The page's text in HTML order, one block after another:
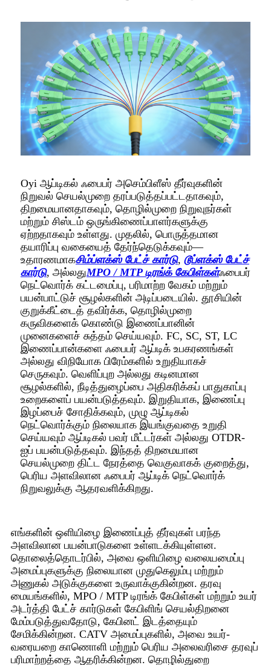
Oyi ஆப்டிகல் ஃபைபர் அசெம்பிளீஸ் தீர்வுகளின்
நிறுவல் செயல்முறை தரப்படுத்தப்பட்டதாகவும்,
திறமையானதாகவும், தொழில்முறை நிறுவுநர்கள்
மற்றும் சிஸ்டம் ஒருங்கிணைப்பாளர்களுக்கு
ஏற்றதாகவும் உள்ளது. முதலில், பொருத்தமான
தயாரிப்பு வகையைத் தேர்ந்தெடுக்கவும்—
உதாரணமாகசிம்ப்ளக்ஸ் பேட்ச் கார்டு, டூப்ளக்ஸ் பேட்ச்
கார்டு, அல்லதுMPO / MTP டிரங்க் கேபிள்கள்ஃபைபர்
நெட்வொர்க் கட்டமைப்பு, பரிமாற்ற வேகம் மற்றும்
பயன்பாட்டுச் சூழல்களின் அடிப்படையில். தூசியின்
குறுக்கீட்டைத் தவிர்க்க, தொழில்முறை
கருவிகளைக் கொண்டு இணைப்பானின்
முனைகளைச் சுத்தம் செய்யவும். FC, SC, ST, LC
இணைப்பான்களை ஃபைபர் ஆப்டிக் உபகரணங்கள்
அல்லது விநியோக பிரேம்களில் உறுதியாகச்
செருகவும். வெளிப்புற அல்லது கடினமான
சூழல்களில், நீடித்துழைப்பை அதிகரிக்கப் பாதுகாப்பு
உறைகளைப் பயன்படுத்தவும். இறுதியாக, இணைப்பு
இழப்பைச் சோதிக்கவும், முழு ஆப்டிகல்
நெட்வொர்க்கும் நிலையாக இயங்குவதை உறுதி
செய்யவும் ஆப்டிகல் பவர் மீட்டர்கள் அல்லது OTDR-
ஐப் பயன்படுத்தவும். இந்தத் திறமையான
செயல்முறை திட்ட நேரத்தை வெகுவாகக் குறைத்து,
பெரிய அளவிலான ஃபைபர் ஆப்டிக் நெட்வொர்க்
நிறுவலுக்கு ஆதரவளிக்கிறது.
எங்களின் ஒளியிழை இணைப்புத் தீர்வுகள் பரந்த
அளவிலான பயன்பாடுகளை உள்ளடக்கியுள்ளன.
தொலைத்தொடர்பில், அவை ஒளியிழை வலையமைப்பு
அமைப்புகளுக்கு நிலையான முதுகெலும்பு மற்றும்
அணுகல் அடுக்குகளை உருவாக்குகின்றன. தரவு
மையங்களில், MPO / MTP டிரங்க் கேபிள்கள் மற்றும் உயர்
அடர்த்தி பேட்ச் கார்டுகள் கேபிளிங் செயல்திறனை
மேம்படுத்துவதோடு, கேபினட் இடத்தையும்
சேமிக்கின்றன. CATV அமைப்புகளில், அவை உயர்-
வரையறை காணொளி மற்றும் பெரிய அலைவரிசை தரவுப்
பரிமாற்றத்தை ஆதரிக்கின்றன. தொழில்துறை